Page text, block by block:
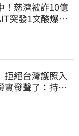
！慈濟被詐10億
突發1文酸爆…
拒絕台灣護照入
發聲了：持續